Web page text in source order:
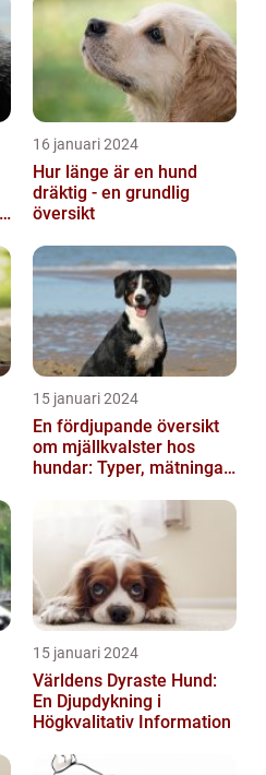
16 januari 2024
Hur länge är en hund
dräktig - en grundlig
översikt
15 januari 2024
En fördjupande översikt
om mjällkvalster hos
hundar: Typer, mätningar
15 januari 2024
Världens Dyraste Hund:
En Djupdykning i
Högkvalitativ Information